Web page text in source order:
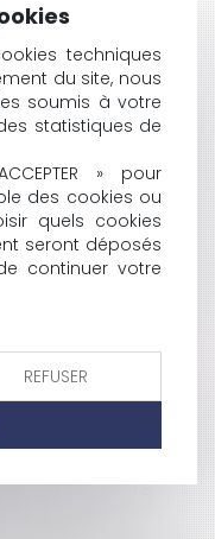
DE REPOS
SPORTIVE
POSSIBLE?
FOOT
DE JOUISSANCE
NOTAMMENT
À
IP D'UN BLOGUEUR
AGRICOLE
DES
ET DE SANTÉ
techniques
du site, nous
soumis à votre
statistiques de
» pour
des cookies ou
quels cookies
seront déposés
continuer votre
REFUSER